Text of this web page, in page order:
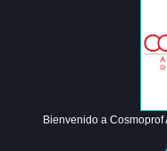
Bienvenido a